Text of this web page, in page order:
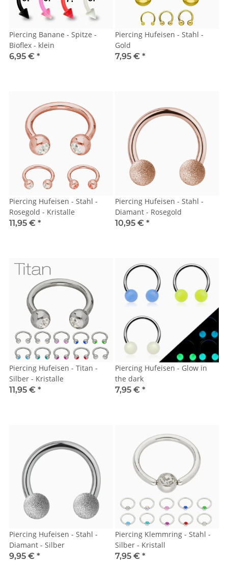
Piercing Banane - Spitze -
Bioflex - klein
6,95 € *
Piercing Hufeisen - Stahl -
Gold
7,95 € *
Piercing Hufeisen - Stahl -
Rosegold - Kristalle
11,95 € *
Piercing Hufeisen - Stahl -
Diamant - Rosegold
10,95 € *
Piercing Hufeisen - Titan -
Silber - Kristalle
11,95 € *
Piercing Hufeisen - Glow in
the dark
7,95 € *
Piercing Hufeisen - Stahl -
Diamant - Silber
9,95 € *
Piercing Klemmring - Stahl -
Silber - Kristall
7,95 € *